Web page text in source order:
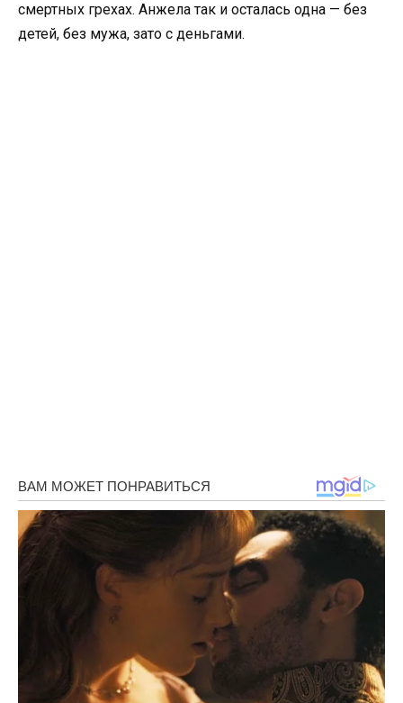
смертных грехах. Анжела так и осталась одна — без
детей, без мужа, зато с деньгами.